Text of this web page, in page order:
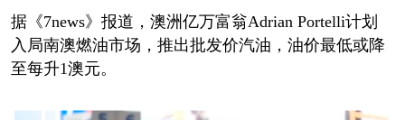
据《7news》报道，澳洲亿万富翁Adrian Portelli计划
入局南澳燃油市场，推出批发价汽油，油价最低或降
至每升1澳元。